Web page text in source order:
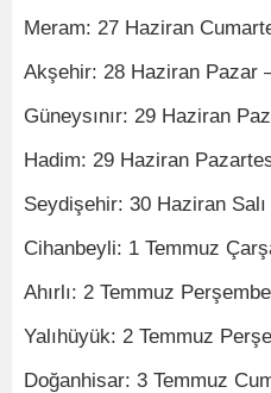
Meram: 27 Haziran
Akşehir: 28 Haziran Pazar
Güneysınır: 29 Haziran
Hadim: 29 Haziran
Seydişehir: 30 Haziran Salı
Cihanbeyli: 1 Temmuz
Ahırlı: 2 Temmuz
Yalıhüyük: 2 Temmuz
Doğanhisar: 3 Temmuz